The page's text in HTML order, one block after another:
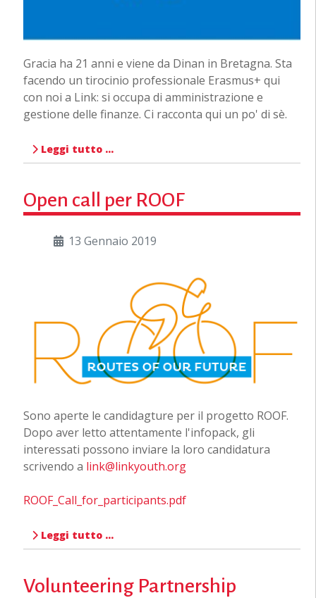
Gracia ha 21 anni e viene da Dinan in Bretagna. Sta
facendo un tirocinio professionale Erasmus+ qui
con noi a Link: si occupa di amministrazione e
gestione delle finanze. Ci racconta qui un po' di sè.
Leggi tutto …
Open call per ROOF
13 Gennaio 2019
Sono aperte le candidagture per il progetto ROOF.
Dopo aver letto attentamente l'infopack, gli
interessati possono inviare la loro candidatura
scrivendo a link@linkyouth.org
ROOF_Call_for_participants.pdf
Leggi tutto …
Volunteering Partnership